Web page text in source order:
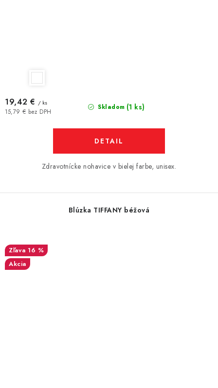
Skladom (1 ks)
15,79 € bez DPH
19,42 € / ks
DETAIL
Zdravotnícke nohavice v bielej farbe, unisex.
Blúzka TIFFANY béžová
16 %
Akcia